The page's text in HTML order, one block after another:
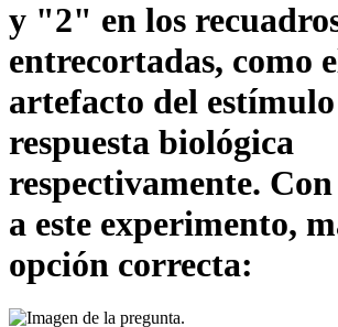
y "2" en los
entrecortadas, como
artefacto del
respuesta biológica
respectivamente.
a este experimento,
opción correcta: